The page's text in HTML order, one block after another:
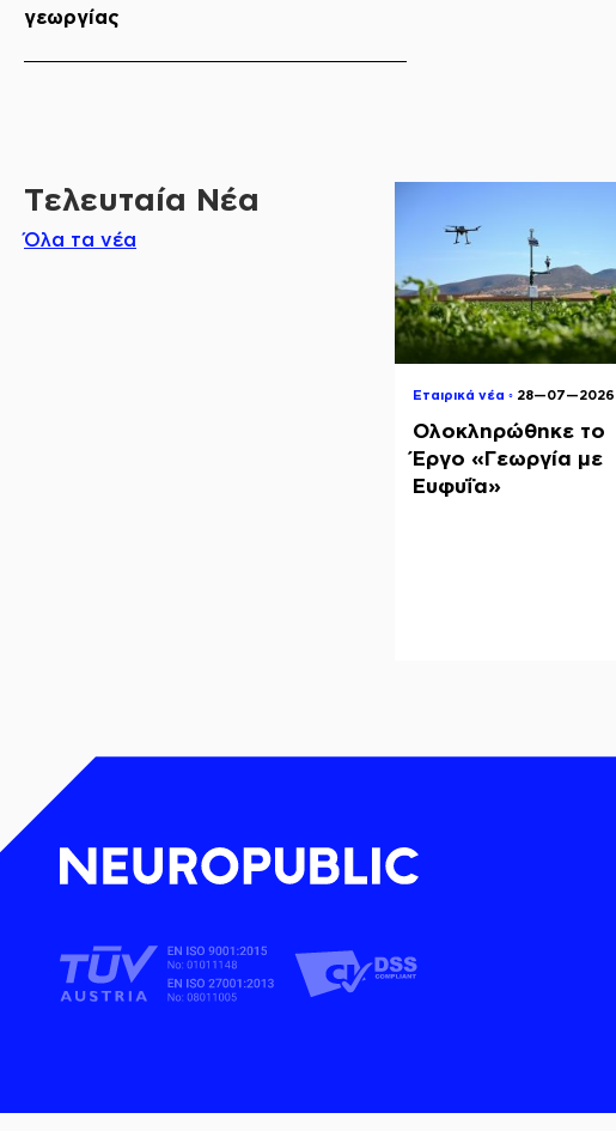
γεωργίας
Τελευταία Νέα
Όλα τα νέα
Εταιρικά νέα ◦ 28—07—2026
Ολοκληρώθηκε το
Έργο «Γεωργία με
Ευφυΐα»